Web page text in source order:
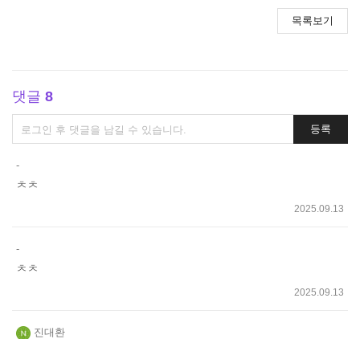
목록보기
댓글 8
댓
글
등록
-
ㅊㅊ
2025.09.13
-
ㅊㅊ
2025.09.13
진대환